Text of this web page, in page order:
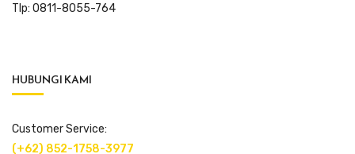
Tlp: 0811-8055-764
HUBUNGI KAMI
Customer Service:
(+62) 852-1758-3977